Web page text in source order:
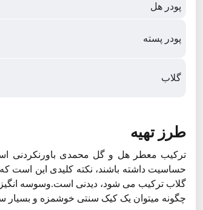
پودر هل
پودر پسته
گلاب
طرز تهیه
ترکیب معطر هل و گل محمدی باورنکردنی
حساسیت داشته باشند، نکته کلیدی این است
گلاب ترکیب می شود، دیدنی است.وسوسه انگیز
چگونه میتوان یک کیک سنتی خوشمزه و بسیار